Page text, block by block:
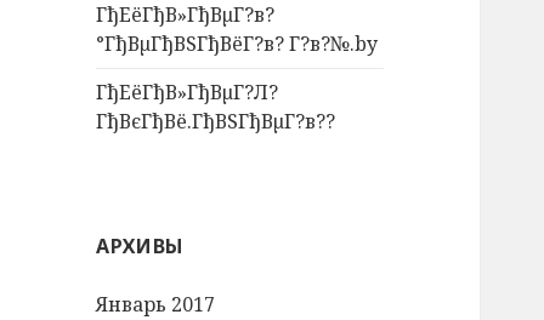
ГђЕёГђВ»ГђВµГ?в?
°ГђВµГђВЅГђВёГ?в? Г?в?№.by
ГђЕёГђВ»ГђВµГ?Л?
ГђВєГђВё.ГђВЅГђВµГ?в??
АРХИВЫ
Январь 2017